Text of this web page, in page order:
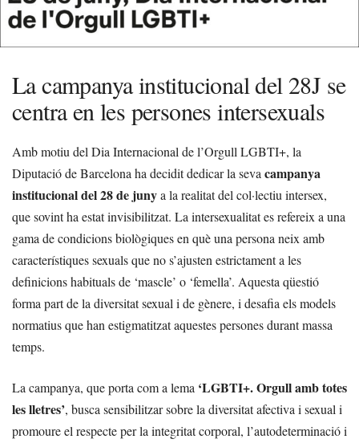
La campanya institucional del 28J se
centra en les persones intersexuals
Amb motiu del Dia Internacional de l’Orgull LGBTI+, la
Diputació de Barcelona ha decidit dedicar la seva campanya
institucional del 28 de junya la realitat del col·lectiu intersex,
que sovint ha estat invisibilitzat. La intersexualitat es refereix a una
gama de condicions biològiques en què una persona neix amb
característiques sexuals que no s’ajusten estrictament a les
definicions habituals de ‘mascle’ o ‘femella’. Aquesta qüestió
forma part de la diversitat sexual i de gènere, i desafia els models
normatius que han estigmatitzat aquestes persones durant massa
temps.
La campanya, que porta com a lema ‘LGBTI+. Orgull amb totes
les lletres’, busca sensibilitzar sobre la diversitat afectiva i sexual i
promoure el respecte per la integritat corporal, l’autodeterminació i